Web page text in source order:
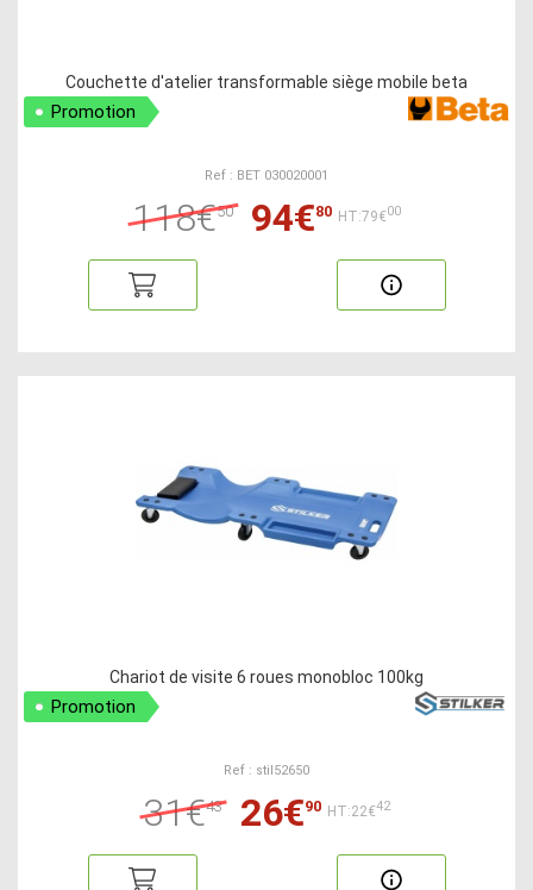
Couchette d'atelier transformable siège mobile beta
Promotion
Ref : BET 030020001
118€50 94€80 HT:79€00
Chariot de visite 6 roues monobloc 100kg
Promotion
Ref : stil52650
31€43 26€90 HT:22€42